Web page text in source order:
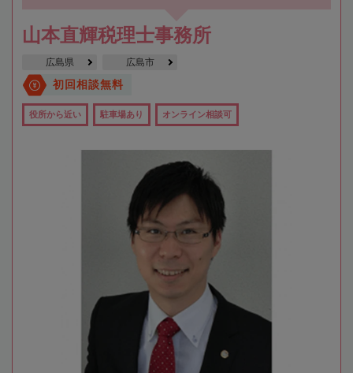
山本直輝税理士事務所
広島県 広島市
初回相談無料
役所から近い 駐車場あり オンライン相談可